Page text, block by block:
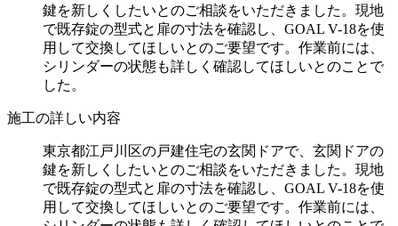
鍵を新しくしたいとのご相談をいただきました。現地
で既存錠の型式と扉の寸法を確認し、GOAL V-18を使
用して交換してほしいとのご要望です。作業前には、
シリンダーの状態も詳しく確認してほしいとのことで
した。
施工の詳しい内容
東京都江戸川区の戸建住宅の玄関ドアで、玄関ドアの
鍵を新しくしたいとのご相談をいただきました。現地
で既存錠の型式と扉の寸法を確認し、GOAL V-18を使
用して交換してほしいとのご要望です。作業前には、